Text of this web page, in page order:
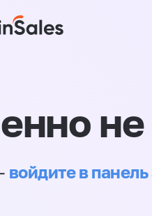
не
войдите в